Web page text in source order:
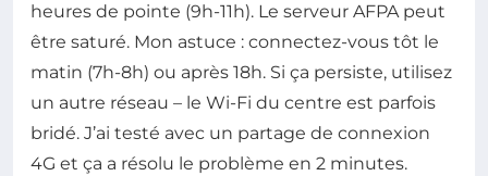
heures de pointe (9h-11h). Le serveur AFPA peut
être saturé. Mon astuce : connectez-vous tôt le
matin (7h-8h) ou après 18h. Si ça persiste, utilisez
un autre réseau – le Wi-Fi du centre est parfois
bridé. J’ai testé avec un partage de connexion
4G et ça a résolu le problème en 2 minutes.